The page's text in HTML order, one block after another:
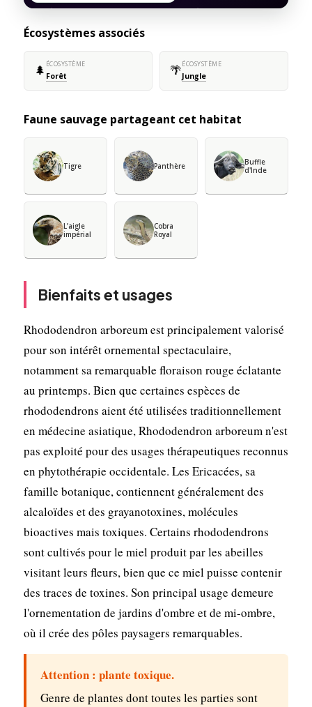
Écosystèmes associés
🌲 ÉCOSYSTÈME
Forêt 🌴ÉCOSYSTÈME
Jungle
Faune sauvage partageant cet habitat
Tigre Panthère
Buffle
d'Inde
L’aigle
impérial
Cobra
Royal
Bienfaits et usages
Rhododendron arboreum est principalement valorisé
pour son intérêt ornemental spectaculaire,
notamment sa remarquable floraison rouge éclatante
au printemps. Bien que certaines espèces de
rhododendrons aient été utilisées traditionnellement
en médecine asiatique, Rhododendron arboreum n'est
pas exploité pour des usages thérapeutiques reconnus
en phytothérapie occidentale. Les Ericacées, sa
famille botanique, contiennent généralement des
alcaloïdes et des grayanotoxines, molécules
bioactives mais toxiques. Certains rhododendrons
sont cultivés pour le miel produit par les abeilles
visitant leurs fleurs, bien que ce miel puisse contenir
des traces de toxines. Son principal usage demeure
l'ornementation de jardins d'ombre et de mi-ombre,
où il crée des pôles paysagers remarquables.
Attention : plante toxique.
Genre de plantes dont toutes les parties sont